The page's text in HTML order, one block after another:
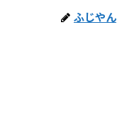
ふじやん